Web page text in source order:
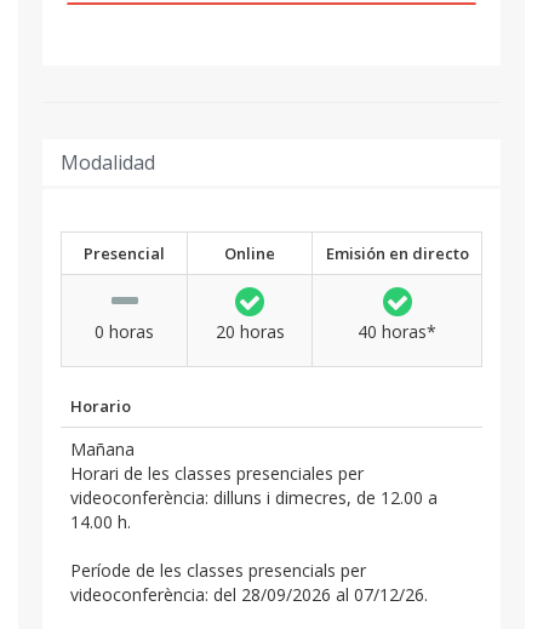
Modalidad
Presencial Online Emisión en directo
0 horas 20 horas 40 horas*
Horario
Mañana
Horari de les classes presenciales per
videoconferència: dilluns i dimecres, de 12.00 a
14.00 h.
Període de les classes presencials per
videoconferència: del 28/09/2026 al 07/12/26.